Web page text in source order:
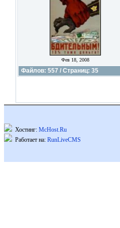
Фев 18, 2008
Файлов: 557 / Страниц: 35
Хостинг: McHost.Ru
Работает на: RunLiveCMS